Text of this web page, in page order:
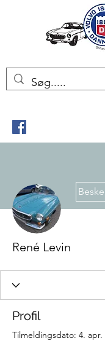
René Levin
Profil
Tilmeldingsdato: 4. apr.